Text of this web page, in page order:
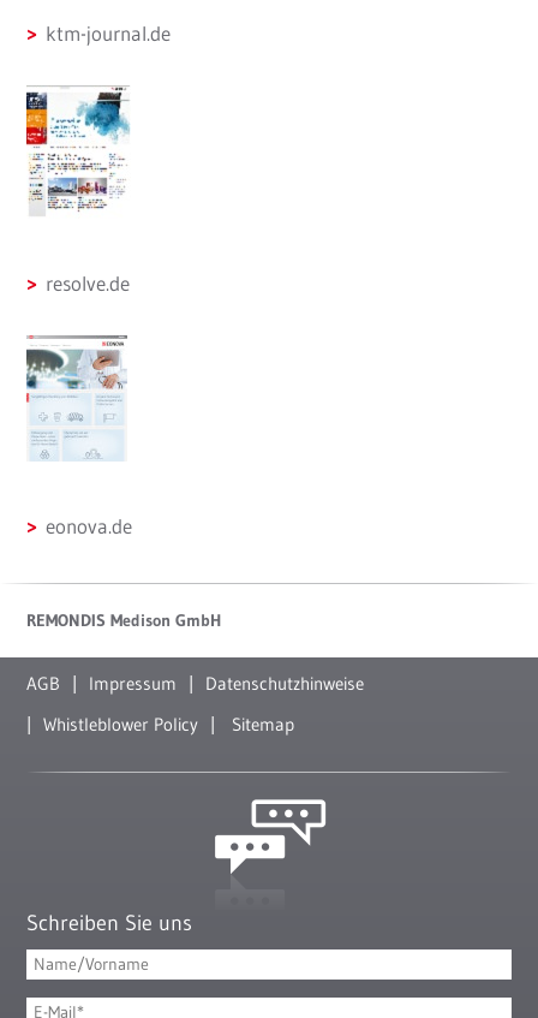
ktm-journal.de
resolve.de
eonova.de
REMONDIS Medison GmbH
AGB Impressum
Datenschutzhinweise
Whistleblower Policy
Sitemap
Schreiben Sie uns